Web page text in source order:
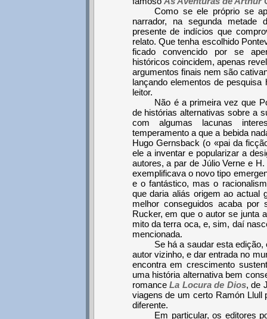
Como se ele próprio se
narrador, na segunda
presente de indícios que
relato. Que tenha escolhido
ficado convencido por se
históricos coincidem, apenas
argumentos finais nem são
lançando elementos de
leitor.
Não é a primeira vez que
de histórias alternativas sobre a
com algumas lacunas
temperamento a que a bebida
Hugo Gernsback (o «pai da
ele a inventar e popularizar a
autores, a par de Júlio Verne e
exemplificava o novo tipo
e o fantástico, mas o
que daria aliás origem ao actual
melhor conseguidos acaba por
Rucker, em que o autor se junta
mito da terra oca, e, sim, daí
mencionada.
Se há a saudar esta
autor vizinho, e dar entrada no
encontra em crescimento
uma história alternativa bem
romanceLa Locura de Dios, de
viagens de um certo Ramón Llull
diferente.
Em particular, os editores